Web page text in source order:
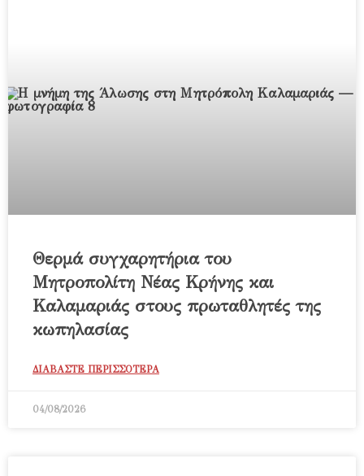
Θερμά συγχαρητήρια του
Μητροπολίτη Νέας Κρήνης και
Καλαμαριάς στους πρωταθλητές της
κωπηλασίας
ΔΙΑΒΑΣΤΕ ΠΕΡΙΣΣΟΤΕΡΑ
04/08/2026